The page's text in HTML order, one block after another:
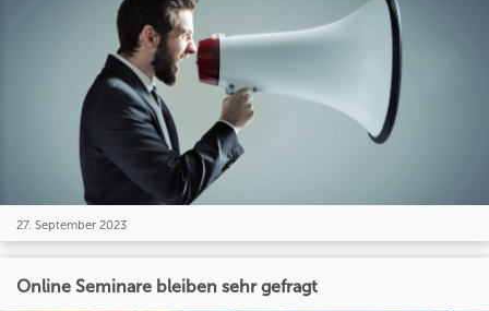
27. September 2023
Online Seminare bleiben sehr gefragt